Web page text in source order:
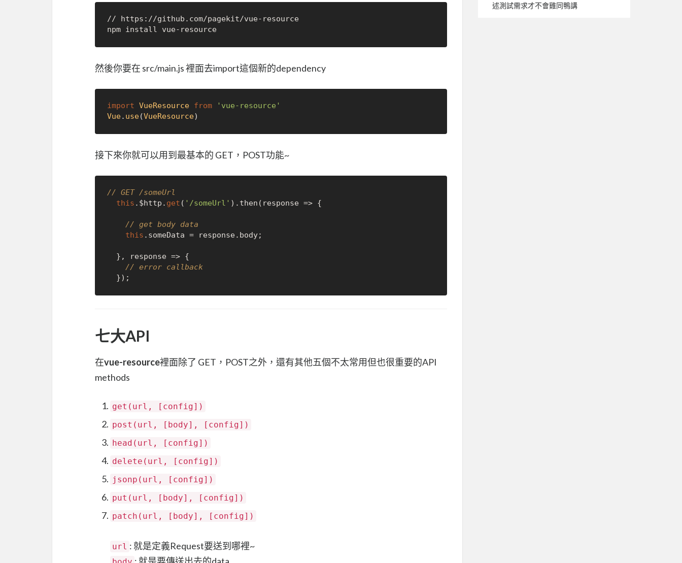
// https://github.com/pagekit/vue-resource
npm install vue-resource
然後你要在 src/main.js 裡面去import這個新的dependency
import VueResource from
'vue-resource'
Vue. use(VueResource
接下來你就可以用到最基本的 GET，POST功能~
// GET /someUrl
this .$http. get ( '/someUrl' ).then(response => {
// get body data
this .someData = response.body;
// error callback
七大API
在vue-resource裡面除了 GET，POST之外，還有其他五個不太常用但也很重要的API
methods
get(url, [config])
post(url, [body], [config])
head(url, [config])
delete(url, [config])
jsonp(url, [config])
put(url, [body], [config])
patch(url, [body], [config])
url : 就是定義Request要送到哪裡~
: 就是要傳送出去的data
述測試需求才不會雞同鴨講